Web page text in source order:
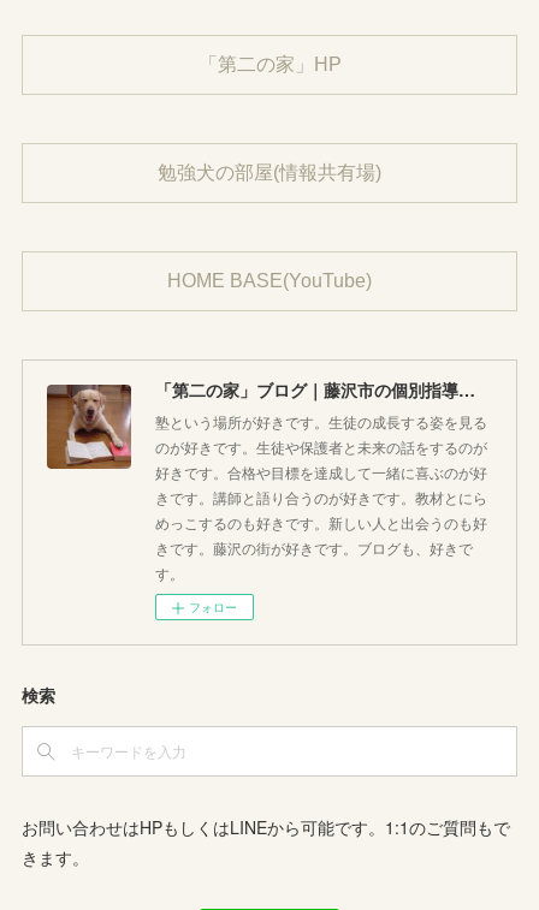
「第二の家」HP
勉強犬の部屋(情報共有場)
HOME BASE(YouTube)
「第二の家」ブログ｜藤沢市の個別指導塾のお話
塾という場所が好きです。生徒の成長する姿を見る
のが好きです。生徒や保護者と未来の話をするのが
好きです。合格や目標を達成して一緒に喜ぶのが好
きです。講師と語り合うのが好きです。教材とにら
めっこするのも好きです。新しい人と出会うのも好
きです。藤沢の街が好きです。ブログも、好きで
す。
フォロー
検索
お問い合わせはHPもしくはLINEから可能です。1:1のご質問もで
きます。